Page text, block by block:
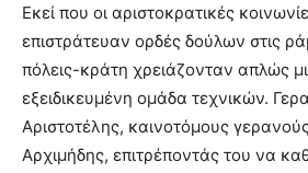
Εκεί που οι αριστοκρατικές
επιστράτευαν ορδές δούλων στις
πόλεις-κράτη χρειάζονταν απλώς
εξειδικευμένη ομάδα τεχνικών.
Αριστοτέλης, καινοτόμους
Αρχιμήδης, επιτρέποντάς του να